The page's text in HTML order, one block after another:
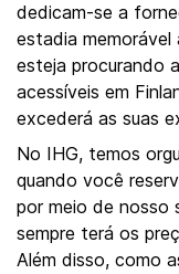
dedicam-se a
estadia
esteja procurando
acessíveis em
excederá as suas
No IHG, temos
quando você
por meio de nosso
sempre terá os
Além disso, como